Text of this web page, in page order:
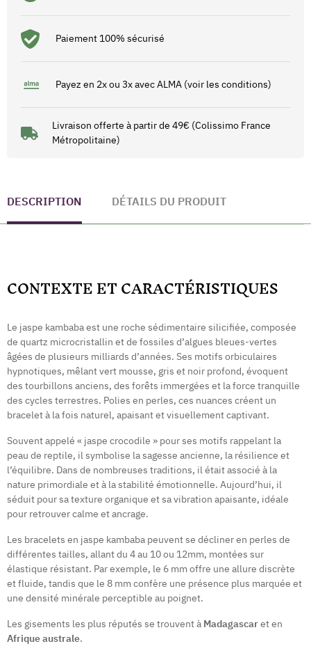
Paiement 100% sécurisé
Payez en 2x ou 3x avec ALMA (voir les conditions)
Livraison offerte à partir de 49€ (Colissimo France
Métropolitaine)
DESCRIPTION DÉTAILS DU PRODUIT
CONTEXTE ET CARACTÉRISTIQUES
Le jaspe kambaba est une roche sédimentaire silicifiée, composée
de quartz microcristallin et de fossiles d’algues bleues-vertes
âgées de plusieurs milliards d’années. Ses motifs orbiculaires
hypnotiques, mêlant vert mousse, gris et noir profond, évoquent
des tourbillons anciens, des forêts immergées et la force tranquille
des cycles terrestres. Polies en perles, ces nuances créent un
bracelet à la fois naturel, apaisant et visuellement captivant.
Souvent appelé « jaspe crocodile » pour ses motifs rappelant la
peau de reptile, il symbolise la sagesse ancienne, la résilience et
l’équilibre. Dans de nombreuses traditions, il était associé à la
nature primordiale et à la stabilité émotionnelle. Aujourd’hui, il
séduit pour sa texture organique et sa vibration apaisante, idéale
pour retrouver calme et ancrage.
Les bracelets en jaspe kambaba peuvent se décliner en perles de
différentes tailles, allant du 4 au 10 ou 12mm, montées sur
élastique résistant. Par exemple, le 6 mm offre une allure discrète
et fluide, tandis que le 8 mm confère une présence plus marquée et
une densité minérale perceptible au poignet.
Les gisements les plus réputés se trouvent à Madagascaret en
Afrique australe.